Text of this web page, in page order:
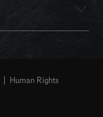
Human Rights